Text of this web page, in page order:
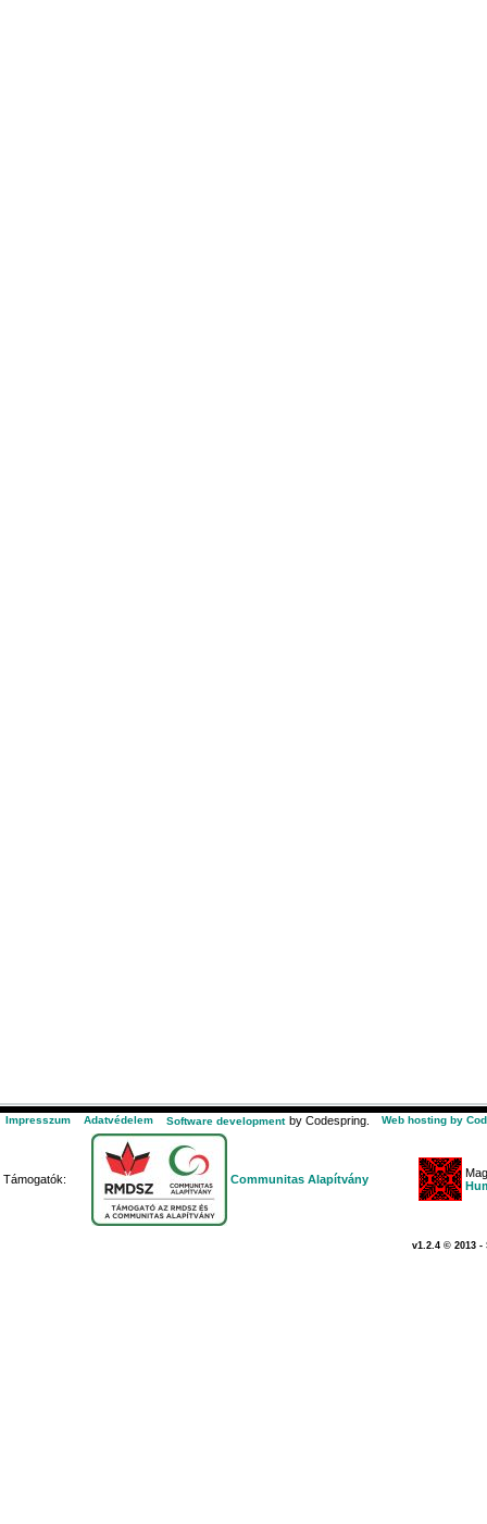
Impresszum Adatvédelem Software development by Codespring. Web hosting by
Támogatók: Communitas Alapítvány
v1.2.4 © 2013